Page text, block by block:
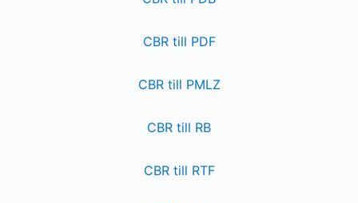
CBR till PDF
CBR till PMLZ
CBR till RB
CBR till RTF